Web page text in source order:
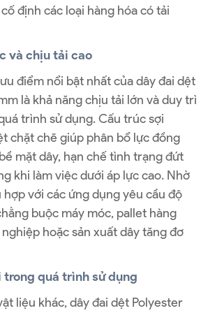
định các loại hàng hóa có tải
và chịu tải cao
điểm nổi bật nhất của dây đai dệt
là khả năng chịu tải lớn và duy trì
trình sử dụng. Cấu trúc sợi
chặt chẽ giúp phân bổ lực đồng
mặt dây, hạn chế tình trạng đứt
khi làm việc dưới áp lực cao. Nhờ
hợp với các ứng dụng yêu cầu độ
buộc máy móc, pallet hàng
hoặc sản xuất dây tăng đơ
trong quá trình sử dụng
liệu khác, dây đai dệt Polyester